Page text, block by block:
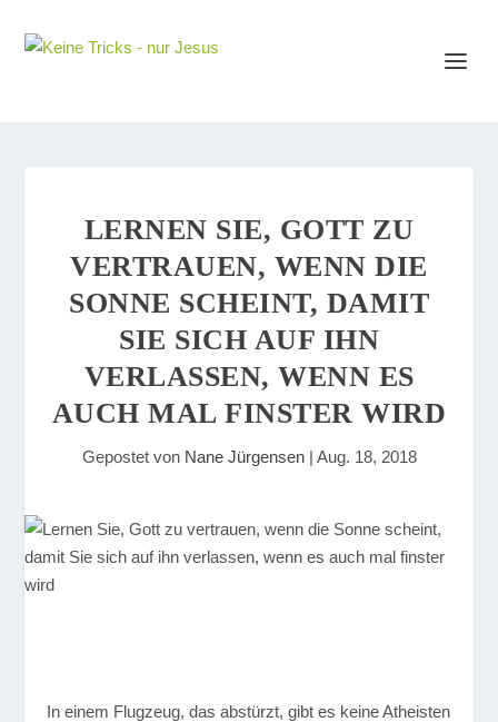
LERNEN SIE, GOTT ZU
VERTRAUEN, WENN DIE
SONNE SCHEINT, DAMIT
SIE SICH AUF IHN
VERLASSEN, WENN ES
AUCH MAL FINSTER WIRD
Gepostet von Nane Jürgensen| Aug. 18, 2018
In einem Flugzeug, das abstürzt, gibt es keine Atheisten